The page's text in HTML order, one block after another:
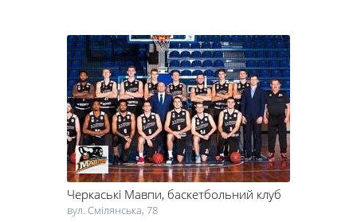
поколінню любов до спорту.
Черкаські Мавпи, баскетбольний клуб
вул. Смілянська, 78